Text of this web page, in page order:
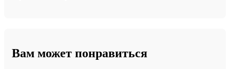
Вам может понравиться